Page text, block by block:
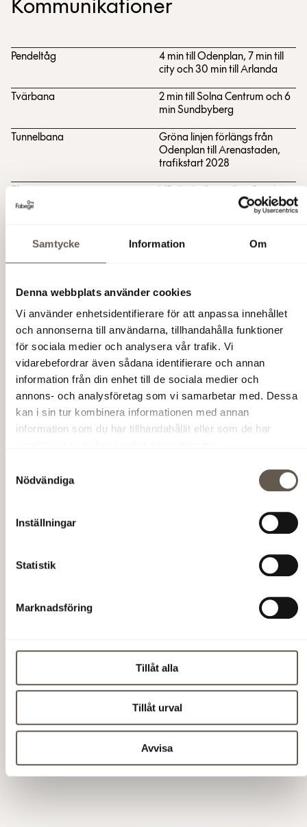
Samtycke Information Om
Denna webbplats använder cookies
Vi använder enhetsidentifierare för att anpassa innehållet
och annonserna till användarna, tillhandahålla funktioner
för sociala medier och analysera vår trafik. Vi
vidarebefordrar även sådana identifierare och annan
information från din enhet till de sociala medier och
annons- och analysföretag som vi samarbetar med. Dessa
kan i sin tur kombinera informationen med annan
information som du har tillhandahållit eller som de har
Nödvändiga
Inställningar
Statistik
Marknadsföring
Tillåt alla
Tillåt urval
Avvisa
Kommunikationer
Pendeltåg
4 min till Odenplan, 7 min till
city och 30 min till Arlanda
Tvärbana
2 min till Solna Centrum och 6
min Sundbyberg
Tunnelbana
Gröna linjen förlängs från
Odenplan till Arenastaden,
trafikstart 2028
området
Bil
Direkt närhet till E4:an med
smidiga på- och avfarter. Här
finns även flera bilpooler.
Översiktskarta Haga